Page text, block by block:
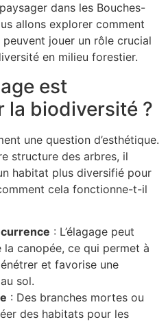
dans les Bouches-
allons explorer comment
peuvent jouer un rôle crucial
en milieu forestier.
est
la biodiversité ?
une question d’esthétique.
structure des arbres, il
habitat plus diversifié pour
cela fonctionne-t-il
: L’élagage peut
canopée, ce qui permet à
et favorise une
sol.
: Des branches mortes ou
des habitats pour les